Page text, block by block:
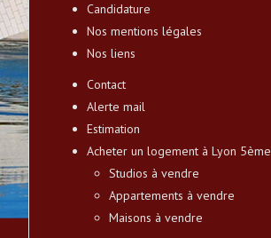
Candidature
Nos mentions légales
Nos liens
Contact
Alerte mail
Estimation
Acheter un logement à Lyon 5ème
Studios à vendre
Appartements à vendre
Maisons à vendre